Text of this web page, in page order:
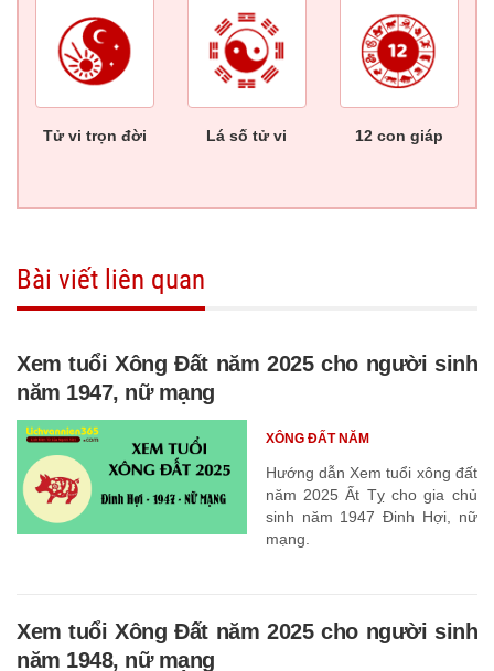
Tử vi trọn đời Lá số tử vi 12 con giáp
Bài viết liên quan
Xem tuổi Xông Đất năm 2025 cho người sinh
năm 1947, nữ mạng
Hướng dẫn Xem tuổi xông đất
năm 2025 Ất Tỵ cho gia chủ
sinh năm 1947 Đinh Hợi, nữ
mạng.
XÔNG ĐẤT NĂM
Xem tuổi Xông Đất năm 2025 cho người sinh
năm 1948, nữ mạng